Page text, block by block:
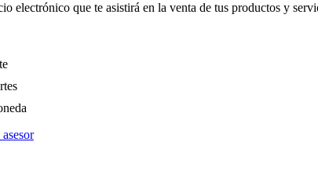
electrónico que te asistirá en la venta de tus productos y